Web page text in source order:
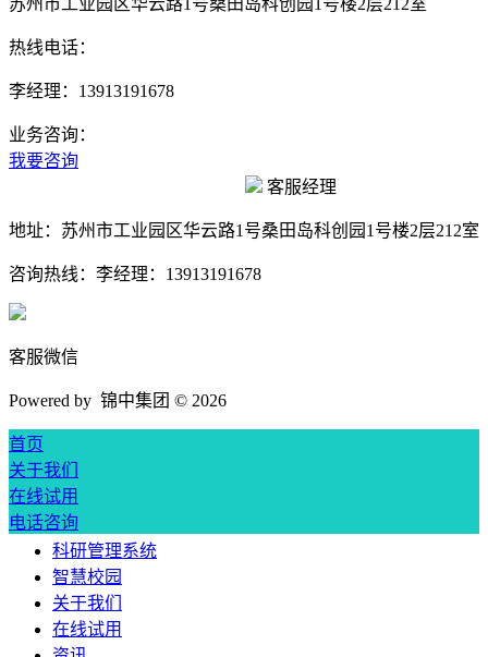
苏州市工业园区华云路1号桑田岛科创园1号楼2层212室
热线电话：
李经理：13913191678
业务咨询：
我要咨询
客服经理
地址： 苏州市工业园区华云路1号桑田岛科创园1号楼2层212室
咨询热线： 李经理：13913191678
客服微信
Powered by 锦中集团 © 2026
首页
关于我们
在线试用
电话咨询
科研管理系统
智慧校园
关于我们
在线试用